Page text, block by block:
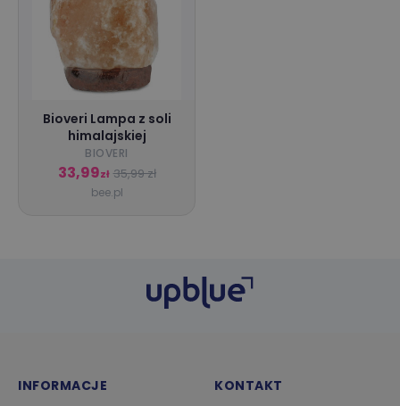
Bioveri Lampa z soli
himalajskiej
BIOVERI
33,99zł 35,99 zł
bee.pl
INFORMACJE
KONTAKT